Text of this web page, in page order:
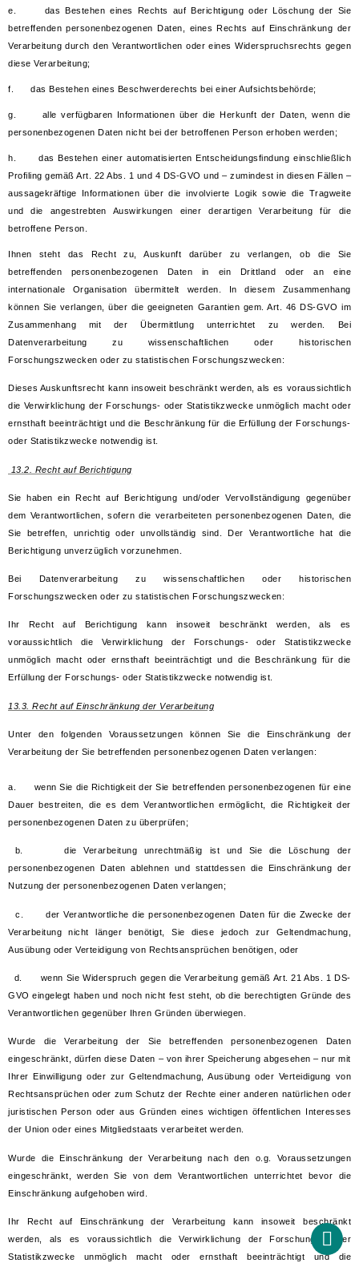
e. das Bestehen eines Rechts auf Berichtigung oder Löschung der Sie
betreffenden personenbezogenen Daten, eines Rechts auf Einschränkung der
Verarbeitung durch den Verantwortlichen oder eines Widerspruchsrechts gegen
diese Verarbeitung;
f. das Bestehen eines Beschwerderechts bei einer Aufsichtsbehörde;
g. alle verfügbaren Informationen über die Herkunft der Daten, wenn die
personenbezogenen Daten nicht bei der betroffenen Person erhoben werden;
h. das Bestehen einer automatisierten Entscheidungsfindung einschließlich
Profiling gemäß Art. 22 Abs. 1 und 4 DS-GVO und – zumindest in diesen Fällen –
aussagekräftige Informationen über die involvierte Logik sowie die Tragweite
und die angestrebten Auswirkungen einer derartigen Verarbeitung für die
betroffene Person.
Ihnen steht das Recht zu, Auskunft darüber zu verlangen, ob die Sie
betreffenden personenbezogenen Daten in ein Drittland oder an eine
internationale Organisation übermittelt werden. In diesem Zusammenhang
können Sie verlangen, über die geeigneten Garantien gem. Art. 46 DS-GVO im
Zusammenhang mit der Übermittlung unterrichtet zu werden. Bei
Datenverarbeitung zu wissenschaftlichen oder historischen
Forschungszwecken oder zu statistischen Forschungszwecken:
Dieses Auskunftsrecht kann insoweit beschränkt werden, als es voraussichtlich
die Verwirklichung der Forschungs- oder Statistikzwecke unmöglich macht oder
ernsthaft beeinträchtigt und die Beschränkung für die Erfüllung der Forschungs-
oder Statistikzwecke notwendig ist.
13.2. Recht auf Berichtigung
Sie haben ein Recht auf Berichtigung und/oder Vervollständigung gegenüber
dem Verantwortlichen, sofern die verarbeiteten personenbezogenen Daten, die
Sie betreffen, unrichtig oder unvollständig sind. Der Verantwortliche hat die
Berichtigung unverzüglich vorzunehmen.
Bei Datenverarbeitung zu wissenschaftlichen oder historischen
Forschungszwecken oder zu statistischen Forschungszwecken:
Ihr Recht auf Berichtigung kann insoweit beschränkt werden, als es
voraussichtlich die Verwirklichung der Forschungs- oder Statistikzwecke
unmöglich macht oder ernsthaft beeinträchtigt und die Beschränkung für die
Erfüllung der Forschungs- oder Statistikzwecke notwendig ist.
13.3. Recht auf Einschränkung der Verarbeitung
Unter den folgenden Voraussetzungen können Sie die Einschränkung der
Verarbeitung der Sie betreffenden personenbezogenen Daten verlangen:
a. wenn Sie die Richtigkeit der Sie betreffenden personenbezogenen für eine
Dauer bestreiten, die es dem Verantwortlichen ermöglicht, die Richtigkeit der
personenbezogenen Daten zu überprüfen;
b. die Verarbeitung unrechtmäßig ist und Sie die Löschung der
personenbezogenen Daten ablehnen und stattdessen die Einschränkung der
Nutzung der personenbezogenen Daten verlangen;
c. der Verantwortliche die personenbezogenen Daten für die Zwecke der
Verarbeitung nicht länger benötigt, Sie diese jedoch zur Geltendmachung,
Ausübung oder Verteidigung von Rechtsansprüchen benötigen, oder
d. wenn Sie Widerspruch gegen die Verarbeitung gemäß Art. 21 Abs. 1 DS-
GVO eingelegt haben und noch nicht fest steht, ob die berechtigten Gründe des
Verantwortlichen gegenüber Ihren Gründen überwiegen.
Wurde die Verarbeitung der Sie betreffenden personenbezogenen Daten
eingeschränkt, dürfen diese Daten – von ihrer Speicherung abgesehen – nur mit
Ihrer Einwilligung oder zur Geltendmachung, Ausübung oder Verteidigung von
Rechtsansprüchen oder zum Schutz der Rechte einer anderen natürlichen oder
juristischen Person oder aus Gründen eines wichtigen öffentlichen Interesses
der Union oder eines Mitgliedstaats verarbeitet werden.
Wurde die Einschränkung der Verarbeitung nach den o.g. Voraussetzungen
eingeschränkt, werden Sie von dem Verantwortlichen unterrichtet bevor die
Einschränkung aufgehoben wird.
Ihr Recht auf Einschränkung der Verarbeitung kann insoweit beschränkt
werden, als es voraussichtlich die Verwirklichung der Forschungs- oder
Statistikzwecke unmöglich macht oder ernsthaft beeinträchtigt und die